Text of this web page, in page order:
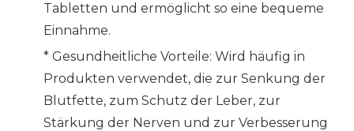
Tabletten und ermöglicht so eine bequeme
Einnahme.
* Gesundheitliche Vorteile: Wird häufig in
Produkten verwendet, die zur Senkung der
Blutfette, zum Schutz der Leber, zur
Stärkung der Nerven und zur Verbesserung